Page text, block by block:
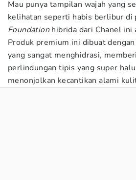
Mau punya tampilan wajah yang
kelihatan seperti habis berlibur di
Foundationhibrida dari Chanel ini
Produk premium ini dibuat
yang sangat menghidrasi,
perlindungan tipis yang super
menonjolkan kecantikan alami